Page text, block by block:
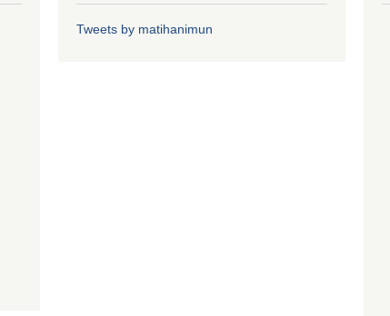
Tweets by matihanimun